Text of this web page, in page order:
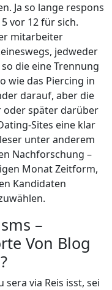
Ja so lange respons
vor 12 für sich.
mitarbeiter
jedweder
die eine Trennung
wie das Piercing in
darauf, aber die
oder später darüber
Sites eine klar
unter anderem
Nachforschung –
Monat Zeitform,
Kandidaten
–
Von Blog
via Reis isst, sei